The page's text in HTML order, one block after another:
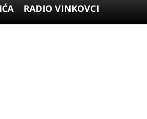
RADIO VINKOVCI